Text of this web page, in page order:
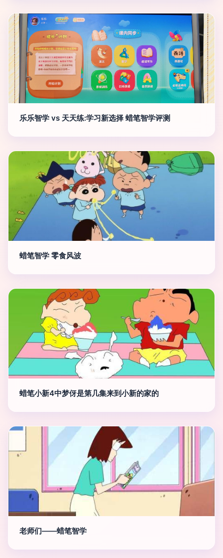
乐乐智学 vs 天天练:学习新选择 蜡笔智学评测
蜡笔智学 零食风波
蜡笔小新4中梦伢是第几集来到小新的家的
老师们——蜡笔智学